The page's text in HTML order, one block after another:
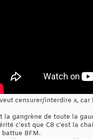
censurer/interdire x, car
la gangrène de toute la
c'est que C8 c'est la
battue BFM.